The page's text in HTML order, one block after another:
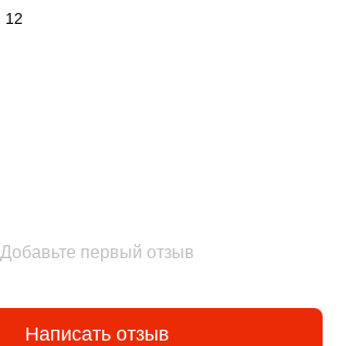
12
Добавьте первый отзыв
Написать отзыв